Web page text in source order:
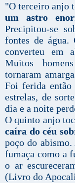
"O terceiro anjo
um astro
Precipitou-se
fontes de
converteu em
Muitos
tornaram
Foi ferida
estrelas, de
dia e a noite
O quinto anjo
caíra do céu
poço do
fumaça como a
o ar
(Livro do